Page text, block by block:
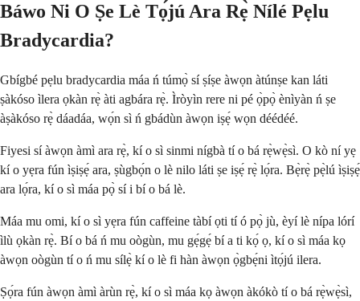
Báwo Ni O Ṣe Lè Tọ́jú Ara Rẹ̀ Nílé Pẹlu
Bradycardia?
Gbígbé pẹlu bradycardia máa ń túmọ̀ sí ṣíṣe àwọn àtúnṣe kan láti
ṣàkóso ìlera ọkàn rẹ̀ àti agbára rẹ̀. Ìròyìn rere ni pé ọ̀pọ̀ ènìyàn ń ṣe
àṣàkóso rẹ̀ dáadáa, wọ́n sì ń gbádùn àwọn iṣẹ́ wọn déédéé.
Fiyesi sí àwọn àmì ara rẹ̀, kí o sì sinmi nígbà tí o bá rẹ̀wẹ̀sì. O kò ní yẹ
kí o yẹra fún ìṣiṣẹ́ ara, ṣùgbọ́n o lè nilo láti ṣe iṣẹ́ rẹ̀ lọ́ra. Bẹ̀rẹ̀ pẹ̀lú ìṣiṣẹ́
ara lọ́ra, kí o sì máa pọ̀ sí i bí o bá lè.
Máa mu omi, kí o sì yẹra fún caffeine tàbí ọti tí ó pọ̀ jù, èyí lè nípa lórí
ìlù ọkàn rẹ̀. Bí o bá ń mu oògùn, mu gẹ́gẹ́ bí a ti kọ́ ọ, kí o sì máa kọ
àwọn oògùn tí o ń mu sílẹ̀ kí o lè fi hàn àwọn ọ̀gbẹ́ni ìtọ́jú ilera.
Ṣọ́ra fún àwọn àmì àrùn rẹ̀, kí o sì máa kọ àwọn àkókò tí o bá rẹ̀wẹ̀sì,